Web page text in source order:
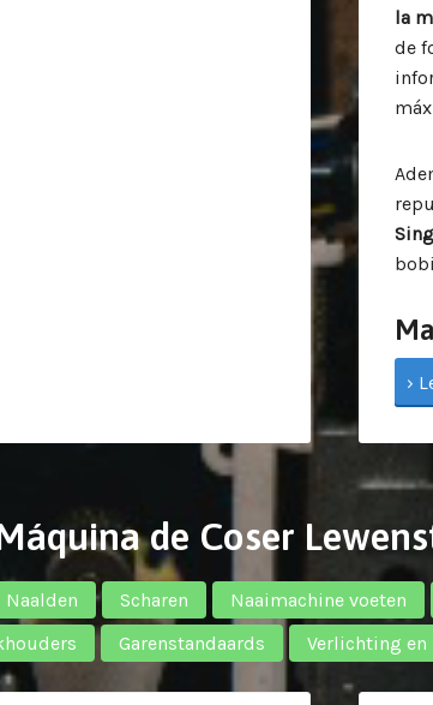
la
de
›
de Coser
Naalden Scharen Naaimachine voeten
Garenstandaards Verlichting en